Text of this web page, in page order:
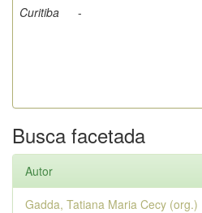
Curitiba -
Busca facetada
Autor
Gadda, Tatiana Maria Cecy (org.)